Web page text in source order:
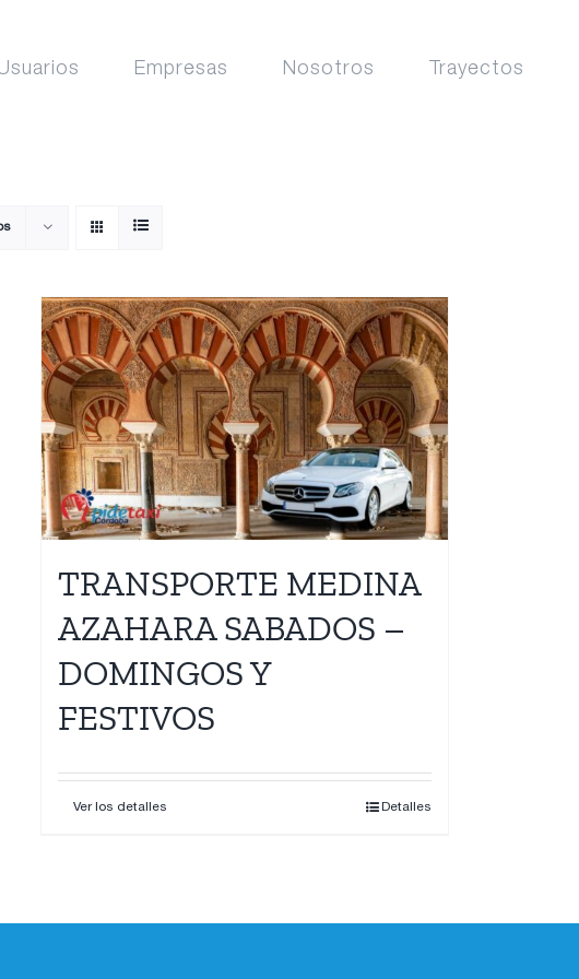
Empresas Nosotros Trayectos
TRANSPORTE MEDINA
AZAHARA SABADOS –
DOMINGOS Y
FESTIVOS
Ver los detalles Detalles